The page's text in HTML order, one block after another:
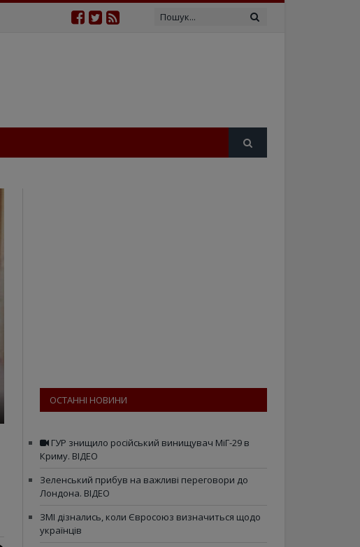
ОСТАННІ НОВИНИ
ГУР знищило російський винищувач МіГ-29 в
Криму. ВІДЕО
Зеленський прибув на важливі переговори до
Лондона. ВІДЕО
ЗМІ дізнались, коли Євросоюз визначиться щодо
українців